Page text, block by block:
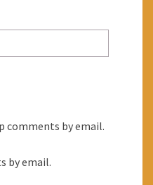
comments by email.
by email.